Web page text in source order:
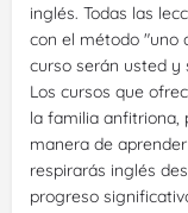
inglés. Todas las
con el método "uno
curso serán usted y
Los cursos que
la familia anfitriona,
manera de
respirarás inglés
progreso